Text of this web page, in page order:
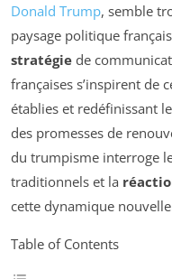
Donald Trump, semble
paysage politique
stratégie de
françaises s’inspirent de
établies et redéfinissant
des promesses de
du trumpisme interroge
traditionnels et la
cette dynamique
Table of Contents